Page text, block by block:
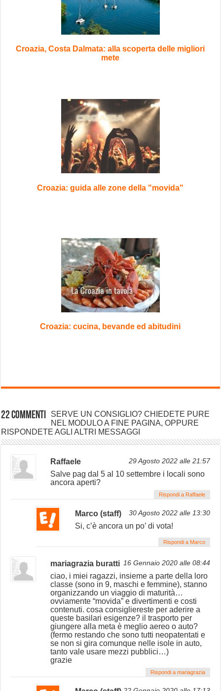
Croazia, Costa Dalmata: alla scoperta delle migliori
mete
Croazia: guida alle zone della "movida"
Croazia: cucina, bevande ed abitudini
22 commenti
SERVE UN CONSIGLIO? CHIEDETE PURE
NEL MODULO A FINE PAGINA, OPPURE
RISPONDETE AGLI ALTRI MESSAGGI
Raffaele 29 Agosto 2022 alle 21:57
Salve pag dal 5 al 10 settembre i locali sono
ancora aperti?
Rispondi a Raffaele
Marco (staff) 30 Agosto 2022 alle 13:30
Si, c’è ancora un po’ di vota!
Rispondi a Marco
mariagrazia buratti 16 Gennaio 2020 alle 08:44
ciao, i miei ragazzi, insieme a parte della loro
classe (sono in 9, maschi e femmine), stanno
organizzando un viaggio di maturità…
ovviamente “movida” e divertimenti e costi
contenuti. cosa consigliereste per aderire a
queste basilari esigenze? il trasporto per
giungere alla meta è meglio aereo o auto?
(fermo restando che sono tutti neopatentati e
se non si gira comunque nelle isole in auto,
tanto vale usare mezzi pubblici…)
grazie
Rispondi a mariagrazia